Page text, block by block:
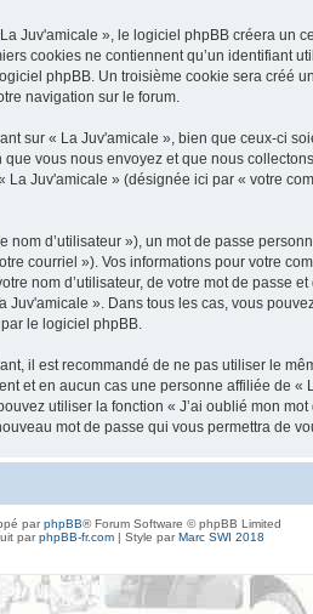
Juv'amicale », le logiciel phpBB créera un
cookies ne contiennent qu’un identifiant
phpBB. Un troisième cookie sera créé
navigation sur le forum.
sur « La Juv'amicale », bien que ceux-ci
vous nous envoyez et que nous
Juv'amicale » (désignée ici par « votre
d’utilisateur »), un mot de passe
courriel »). Vos informations pour votre
nom d’utilisateur, de votre mot de passe
». Dans tous les cas, vous
le logiciel phpBB.
il est recommandé de ne pas utiliser le
et en aucun cas une personne affiliée de
utiliser la fonction « J’ai oublié mon
mot de passe qui vous permettra de
parphpBB® Forum Software © phpBB Limited
parphpBB-fr.com| Style parMarc SWI 2018